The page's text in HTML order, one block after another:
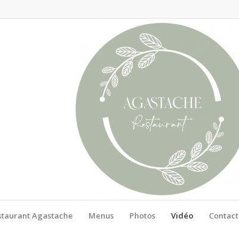
Agastache Menus Photos Vidéo Contact